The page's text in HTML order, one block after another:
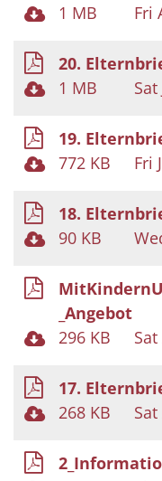
1 MB
Fri
20.
1 MB
19.
772 KB
Fri
18.
90 KB
_Angebot
296 KB
17.
268 KB